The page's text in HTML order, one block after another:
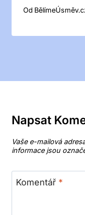
Od
Napsat
Vaše e-mailová
informace jsou
Komentář *